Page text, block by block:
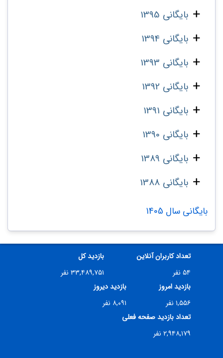
بایگانی 1395
بایگانی 1394
بایگانی 1393
بایگانی 1392
بایگانی 1391
بایگانی 1390
بایگانی 1389
بایگانی 1388
بایگانی سال 1405
تعداد کاربران آنلاین
۵۴ نفر
بازدید کل
۳۳,۴۸۹,۷۵۱ نفر
بازدید امروز
۱,۵۵۶ نفر
بازدید دیروز
۸,۰۹۱ نفر
تعداد بازدید صفحه فعلی
۲,۹۴۸,۱۷۹ نفر